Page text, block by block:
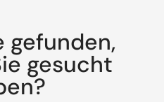
gefunden,
gesucht